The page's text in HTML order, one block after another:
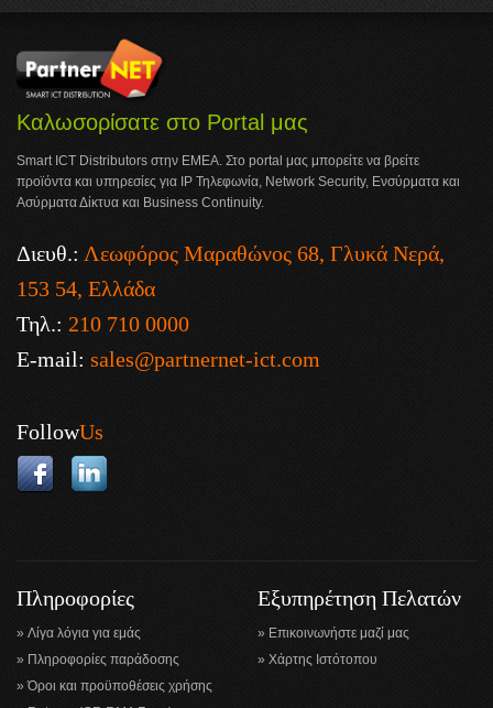
Καλωσορίσατε στο Portal μας
Smart ICT Distributors στην ΕΜΕΑ. Στο portal μας μπορείτε να βρείτε
προϊόντα και υπηρεσίες για IP Τηλεφωνία, Network Security, Ενσύρματα και
Ασύρματα Δίκτυα και Business Continuity.
Διευθ.: Λεωφόρος Μαραθώνος 68, Γλυκά Νερά,
153 54, Ελλάδα
Τηλ.: 210 710 0000
E-mail: sales@partnernet-ict.com
FollowUs
Πληροφορίες
Λίγα λόγια για εμάς
Πληροφορίες παράδοσης
Όροι και προϋποθέσεις χρήσης
Εξυπηρέτηση Πελατών
Επικοινωνήστε μαζί μας
Χάρτης Ιστότοπου